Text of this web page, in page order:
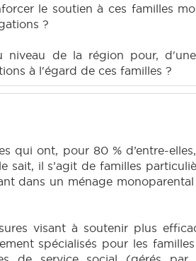
le soutien à ces familles
?
niveau de la région pour,
à l'égard de ces familles ?
qui ont, pour 80 % d’entre-
sait, il s’agit de familles
dans un ménage
visant à soutenir plus
spécialisés pour les